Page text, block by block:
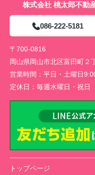
株式会社 桃太郎不動
086-222-5181
〒700-0816
岡山県岡山市北区富田町２
営業時間： 平日・土曜日
定休日： 毎週水曜日・祝日
トップページ